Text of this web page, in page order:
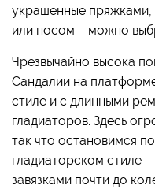
украшенные пряжками,
или носом – можно
Чрезвычайно высока
Сандалии на
стиле и с длинными
гладиаторов. Здесь
так что остановимся
гладиаторском стиле
завязками почти до